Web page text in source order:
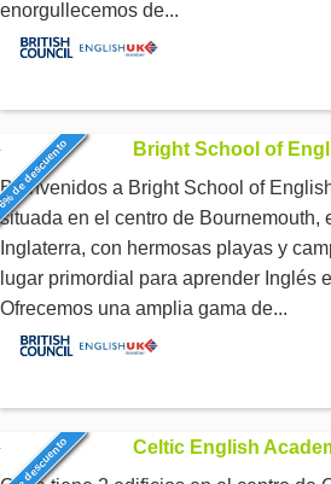
enorgullecemos de...
descuento
Bright School of
Bienvenidos a Bright School of
situada en el centro de Bournemouth,
Inglaterra, con hermosas playas y
lugar primordial para aprender Inglés
Ofrecemos una amplia gama de...
Celtic English